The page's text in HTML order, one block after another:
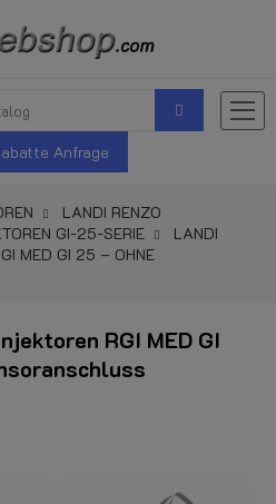
Anfrage
LANDI RENZO
GI-25-SERIE
LANDI
MED GI 25 – OHNE
RGI MED GI